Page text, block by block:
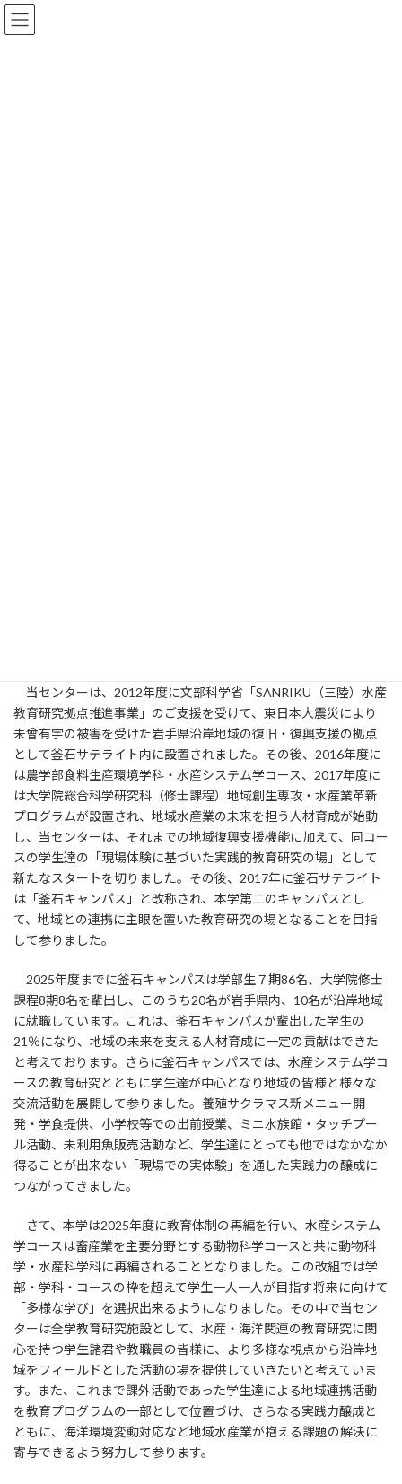
コ
ン
ナ
ビ
当センターは、2012年度に文部科学省「SANRIKU（三陸）水産
教育研究拠点推進事業」のご支援を受けて、東日本大震災により
未曾有宇の被害を受けた岩手県沿岸地域の復旧・復興支援の拠点
として釜石サテライト内に設置されました。その後、2016年度に
は農学部食料生産環境学科・水産システム学コース、2017年度に
は大学院総合科学研究科（修士課程）地域創生専攻・水産業革新
プログラムが設置され、地域水産業の未来を担う人材育成が始動
し、当センターは、それまでの地域復興支援機能に加えて、同コー
スの学生達の「現場体験に基づいた実践的教育研究の場」として
新たなスタートを切りました。その後、2017年に釜石サテライト
は「釜石キャンパス」と改称され、本学第二のキャンパスとし
て、地域との連携に主眼を置いた教育研究の場となることを目指
して参りました。
2025年度までに釜石キャンパスは学部生７期86名、大学院修士
課程8期8名を輩出し、このうち20名が岩手県内、10名が沿岸地域
に就職しています。これは、釜石キャンパスが輩出した学生の
21％になり、地域の未来を支える人材育成に一定の貢献はできた
と考えております。さらに釜石キャンパスでは、水産システム学コ
ースの教育研究とともに学生達が中心となり地域の皆様と様々な
交流活動を展開して参りました。養殖サクラマス新メニュー開
発・学食提供、小学校等での出前授業、ミニ水族館・タッチプー
ル活動、未利用魚販売活動など、学生達にとっても他ではなかなか
得ることが出来ない「現場での実体験」を通した実践力の醸成に
つながってきました。
さて、本学は2025年度に教育体制の再編を行い、水産システム
学コースは畜産業を主要分野とする動物科学コースと共に動物科
学・水産科学科に再編されることとなりました。この改組では学
部・学科・コースの枠を超えて学生一人一人が目指す将来に向けて
「多様な学び」を選択出来るようになりました。その中で当セン
ターは全学教育研究施設として、水産・海洋関連の教育研究に関
心を持つ学生諸君や教職員の皆様に、より多様な視点から沿岸地
域をフィールドとした活動の場を提供していきたいと考えていま
す。また、これまで課外活動であった学生達による地域連携活動
を教育プログラムの一部として位置づけ、さらなる実践力醸成と
ともに、海洋環境変動対応など地域水産業が抱える課題の解決に
寄与できるよう努力して参ります。